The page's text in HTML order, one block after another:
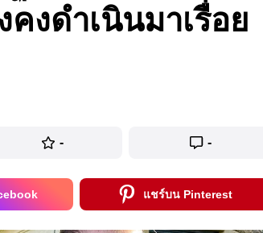
งดำเนินมาเรื่อย
- -
แชร์บน Pinterest